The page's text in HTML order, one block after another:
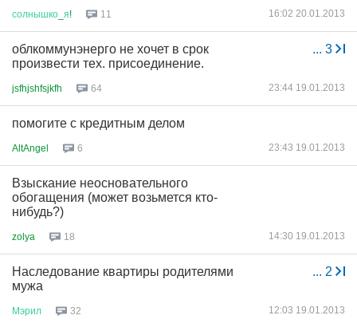
солнышко я! 11 16:02 20.01.2013
... 3
облкоммунэнерго не хочет в срок
произвести тех. присоединение.
jsfhjshfsjkfh 64 23:44 19.01.2013
помогите с кредитным делом
AltAngel 6 23:43 19.01.2013
Взыскание неосновательного
обогащения (может возьмется кто-
нибудь?)
zolya 18 14:30 19.01.2013
... 2
Наследование квартиры родителями
мужа
Мэрил 32 12:03 19.01.2013